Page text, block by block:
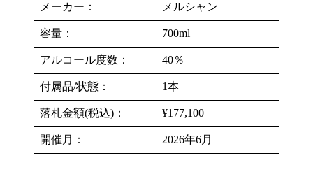
メーカー： メルシャン
容量： 700ml
アルコール度数： 40％
付属品/状態： 1本
落札金額(税込)： ¥177,100
開催月： 2026年6月